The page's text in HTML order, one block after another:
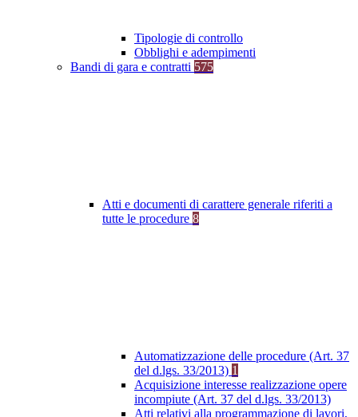
Tipologie di controllo
Obblighi e adempimenti
Bandi di gara e contratti 575
Atti e documenti di carattere generale riferiti a
tutte le procedure 8
Automatizzazione delle procedure (Art. 37
del d.lgs. 33/2013) 1
Acquisizione interesse realizzazione opere
incompiute (Art. 37 del d.lgs. 33/2013)
Atti relativi alla programmazione di lavori,